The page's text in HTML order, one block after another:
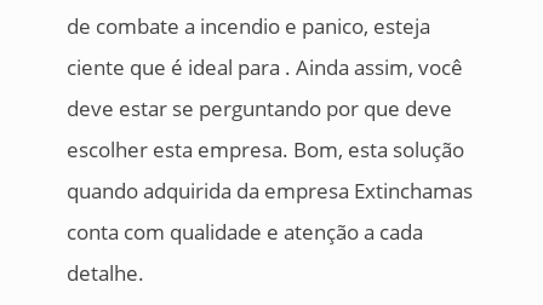
de combate a incendio e panico, esteja
ciente que é ideal para . Ainda assim, você
deve estar se perguntando por que deve
escolher esta empresa. Bom, esta solução
quando adquirida da empresa Extinchamas
conta com qualidade e atenção a cada
detalhe.